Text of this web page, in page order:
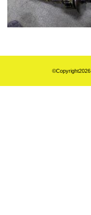
©Copyright2026